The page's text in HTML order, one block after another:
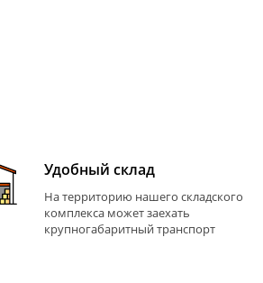
Удобный склад
На территорию нашего складского
комплекса может заехать
крупногабаритный транспорт